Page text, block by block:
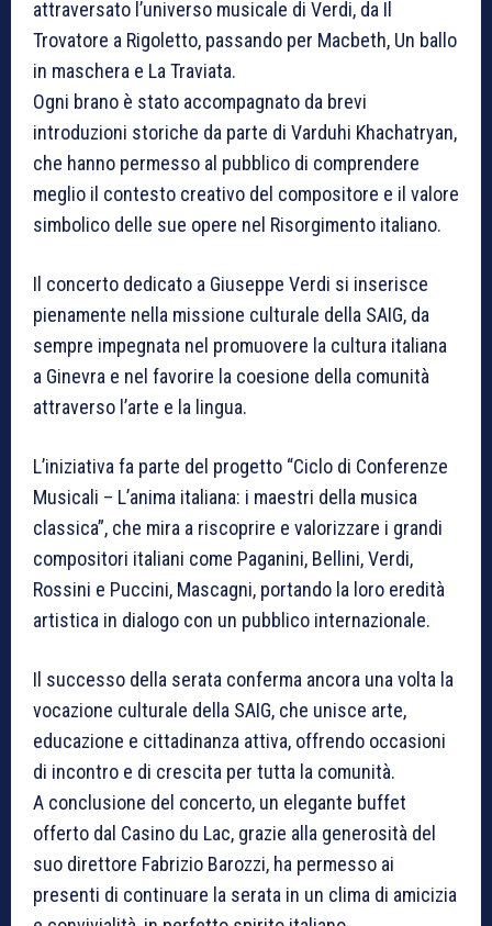
attraversato l’universo musicale di Verdi, da Il
Trovatore a Rigoletto, passando per Macbeth, Un ballo
in maschera e La Traviata.
Ogni brano è stato accompagnato da brevi
introduzioni storiche da parte di Varduhi Khachatryan,
che hanno permesso al pubblico di comprendere
meglio il contesto creativo del compositore e il valore
simbolico delle sue opere nel Risorgimento italiano.
Il concerto dedicato a Giuseppe Verdi si inserisce
pienamente nella missione culturale della SAIG, da
sempre impegnata nel promuovere la cultura italiana
a Ginevra e nel favorire la coesione della comunità
attraverso l’arte e la lingua.
L’iniziativa fa parte del progetto “Ciclo di Conferenze
Musicali – L’anima italiana: i maestri della musica
classica”, che mira a riscoprire e valorizzare i grandi
compositori italiani come Paganini, Bellini, Verdi,
Rossini e Puccini, Mascagni, portando la loro eredità
artistica in dialogo con un pubblico internazionale.
Il successo della serata conferma ancora una volta la
vocazione culturale della SAIG, che unisce arte,
educazione e cittadinanza attiva, offrendo occasioni
di incontro e di crescita per tutta la comunità.
A conclusione del concerto, un elegante buffet
offerto dal Casino du Lac, grazie alla generosità del
suo direttore Fabrizio Barozzi, ha permesso ai
presenti di continuare la serata in un clima di amicizia